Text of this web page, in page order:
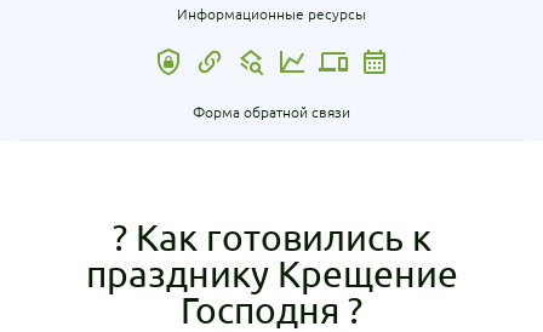
Информационные ресурсы
Форма обратной связи
?️ Как готовились к
празднику Крещение
Господня ?️